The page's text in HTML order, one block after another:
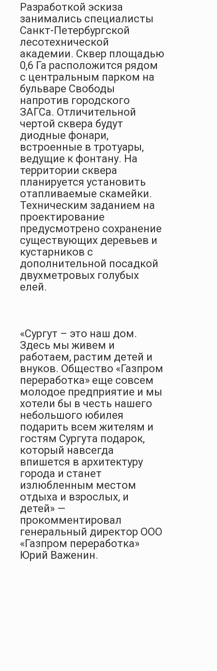
Разработкой эскиза
занимались специалисты
Санкт-Петербургской
лесотехнической
академии. Сквер площадью
0,6 Га расположится рядом
с центральным парком на
бульваре Свободы
напротив городского
ЗАГСа. Отличительной
чертой сквера будут
диодные фонари,
встроенные в тротуары,
ведущие к фонтану. На
территории сквера
планируется установить
отапливаемые скамейки.
Техническим заданием на
проектирование
предусмотрено сохранение
существующих деревьев и
кустарников с
дополнительной посадкой
двухметровых голубых
елей.
«Сургут – это наш дом.
Здесь мы живем и
работаем, растим детей и
внуков. Общество «Газпром
переработка» еще совсем
молодое предприятие и мы
хотели бы в честь нашего
небольшого юбилея
подарить всем жителям и
гостям Сургута подарок,
который навсегда
впишется в архитектуру
города и станет
излюбленным местом
отдыха и взрослых, и
детей» —
прокомментировал
генеральный директор ООО
«Газпром переработка»
Юрий Важенин.